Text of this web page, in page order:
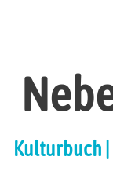
Kulturbuch |